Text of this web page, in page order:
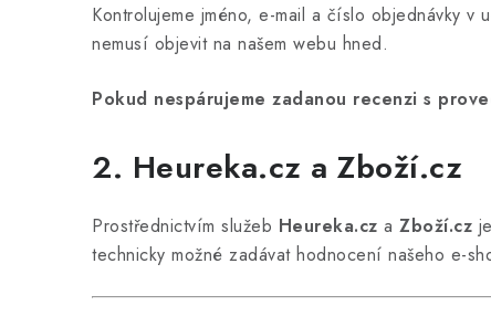
Kontrolujeme jméno, e-mail a číslo objednávky
nemusí objevit na našem webu hned.
Pokud nespárujeme zadanou recenzi s
2. Heureka.cz a Zboží.cz
Prostřednictvím služeb Heureka.cz a Zboží.cz
technicky možné zadávat hodnocení našeho e-